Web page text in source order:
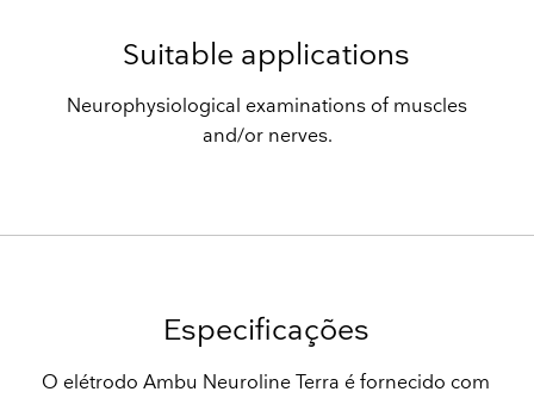
Suitable applications
Neurophysiological examinations of muscles
and/or nerves.
Especificações
O elétrodo Ambu Neuroline Terra é fornecido com